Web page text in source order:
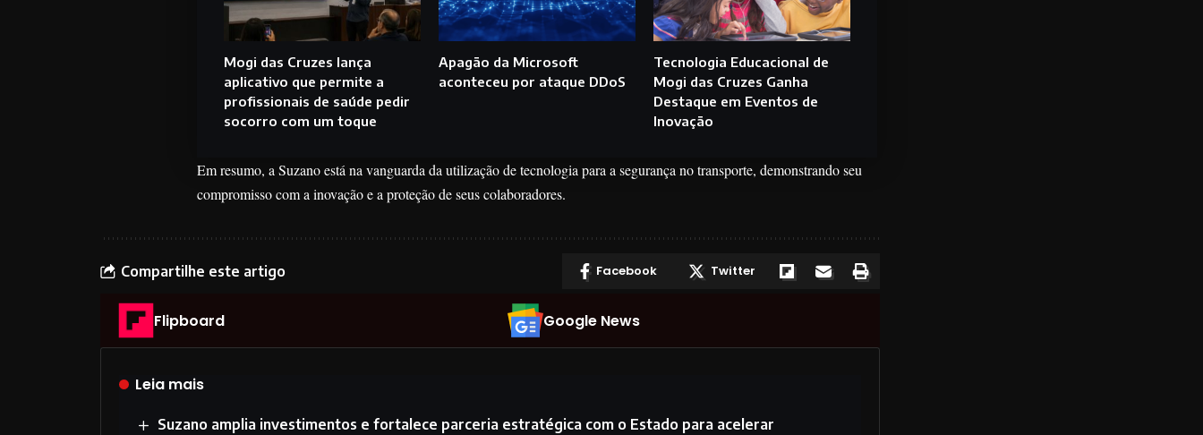
Mogi das Cruzes lança
aplicativo que permite a
profissionais de saúde pedir
socorro com um toque
Apagão da Microsoft
aconteceu por ataque DDoS
Tecnologia Educacional de
Mogi das Cruzes Ganha
Destaque em Eventos de
Inovação
Em resumo, a Suzano está na vanguarda da utilização de tecnologia para a segurança no transporte, demonstrando seu
compromisso com a inovação e a proteção de seus colaboradores.
Compartilhe este artigo Facebook Twitter
Flipboard Google News
Leia mais
Suzano amplia investimentos e fortalece parceria estratégica com o Estado para acelerar